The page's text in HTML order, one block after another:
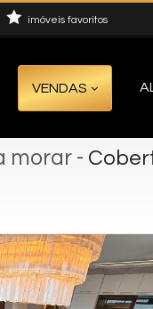
imóveis favoritos
VENDAS
morar -